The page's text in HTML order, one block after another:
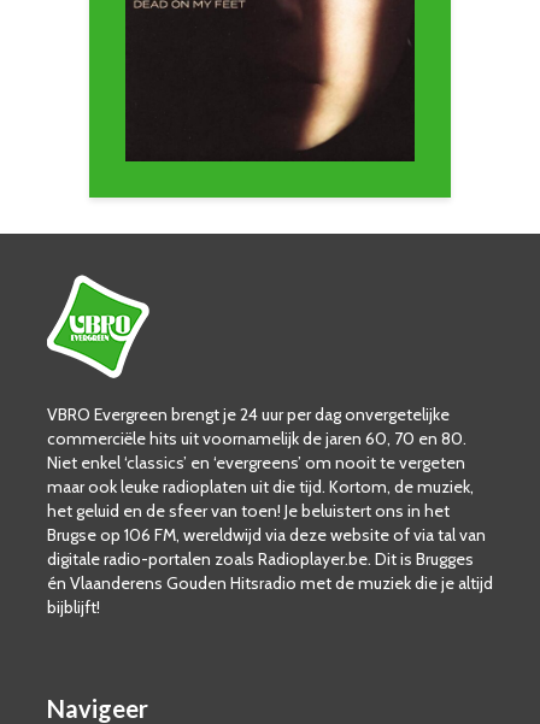
VBRO Evergreen brengt je 24 uur per dag onvergetelijke
commerciële hits uit voornamelijk de jaren 60, 70 en 80.
Niet enkel ‘classics’ en ‘evergreens’ om nooit te vergeten
maar ook leuke radioplaten uit die tijd. Kortom, de muziek,
het geluid en de sfeer van toen! Je beluistert ons in het
Brugse op 106 FM, wereldwijd via deze website of via tal van
digitale radio-portalen zoals Radioplayer.be. Dit is Brugges
én Vlaanderens Gouden Hitsradio met de muziek die je altijd
bijblijft!
Navigeer